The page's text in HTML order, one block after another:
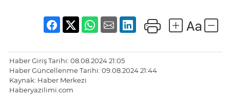
Haber Giriş Tarihi: 08.08.2024 21:05
Haber Güncellenme Tarihi: 09.08.2024 21:44
Kaynak: Haber Merkezi
Haberyazilimi.com